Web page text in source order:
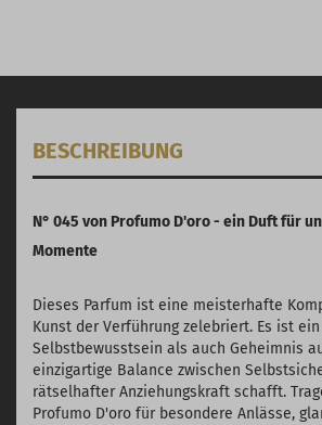
BESCHREIBUNG
N° 045 von Profumo D'oro - ein Duft für
Momente
Dieses Parfum ist eine meisterhafte
Kunst der Verführung zelebriert. Es ist
Selbstbewusstsein als auch Geheimnis
einzigartige Balance zwischen
rätselhafter Anziehungskraft schafft.
Profumo D'oro für besondere Anlässe,